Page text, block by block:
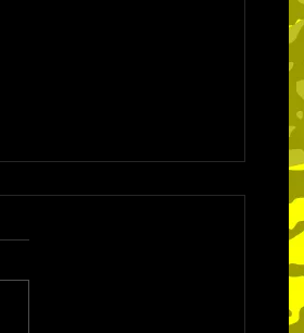
日の試合結果
（日） 埼玉県3部リーグ